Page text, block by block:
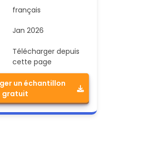
français
Jan 2026
Télécharger depuis
cette page
un échantillon
gratuit